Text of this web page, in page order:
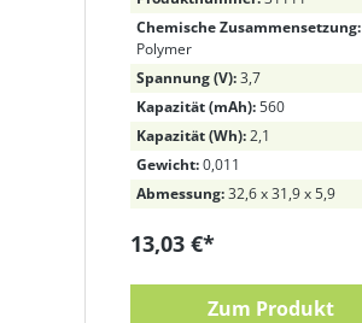
Chemische Zusammensetzung:
Polymer
Spannung (V):3,7
Kapazität (mAh):560
Kapazität (Wh):2,1
Gewicht:0,011
Abmessung:32,6 x 31,9 x 5,9
13,03 €*
Zum Produkt